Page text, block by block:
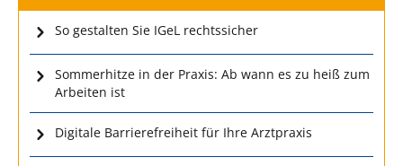
So gestalten Sie IGeL rechtssicher
Sommerhitze in der Praxis: Ab wann es zu heiß zum
Arbeiten ist
Digitale Barrierefreiheit für Ihre Arztpraxis